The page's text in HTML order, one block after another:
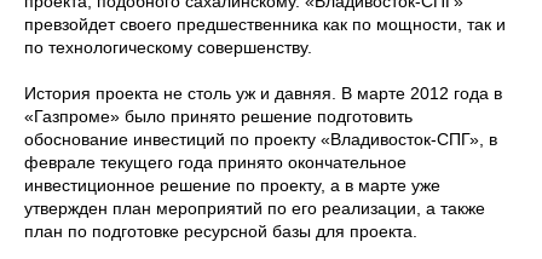
превзойдет своего предшественника как по мощности, так и
по технологическому совершенству.
История проекта не столь уж и давняя. В марте 2012 года в
«Газпроме» было принято решение подготовить
обоснование инвестиций по проекту «Владивосток-СПГ», в
феврале текущего года принято окончательное
инвестиционное решение по проекту, а в марте уже
утвержден план мероприятий по его реализации, а также
план по подготовке ресурсной базы для проекта.